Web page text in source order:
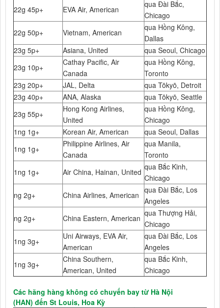
22g 45p+
EVA Air, American
qua Đài Bắc,
Chicago
22g 50p+
Vietnam, American
qua Hồng Kông,
Dallas
23g 5p+
Asiana, United
qua Seoul, Chicago
23g 10p+
Cathay Pacific, Air
Canada
qua Hồng Kông,
Toronto
23g 20p+
JAL, Delta
qua Tōkyō, Detroit
23g 40p+
ANA, Alaska
qua Tōkyō, Seattle
23g 55p+
Hong Kong Airlines,
United
qua Hồng Kông,
Chicago
1ng 1g+
Korean Air, American
qua Seoul, Dallas
1ng 1g+
Philippine Airlines, Air
Canada
qua Manila,
Toronto
1ng 1g+
Air China, Hainan, United
qua Bắc Kinh,
Chicago
ng 2g+
China Airlines, American
qua Đài Bắc, Los
Angeles
ng 2g+
China Eastern, American
qua Thượng Hải,
Chicago
1ng 3g+
Uni Airways, EVA Air,
American
qua Đài Bắc, Los
Angeles
1ng 3g+
China Southern,
American, United
qua Bắc Kinh,
Chicago
Các hãng hàng không có chuyến bay từ Hà Nội
(HAN) đến St Louis, Hoa Kỳ